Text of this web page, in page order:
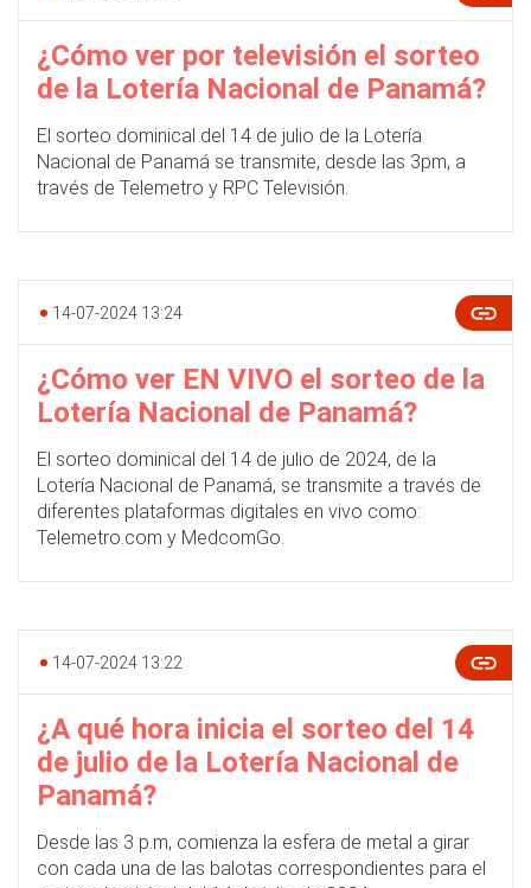
¿Cómo ver por televisión el sorteo
de la Lotería Nacional de Panamá?
El sorteo dominical del 14 de julio de la Lotería
Nacional de Panamá se transmite, desde las 3pm, a
través de Telemetro y RPC Televisión.
14-07-2024 13:24
¿Cómo ver EN VIVO el sorteo de la
Lotería Nacional de Panamá?
El sorteo dominical del 14 de julio de 2024, de la
Lotería Nacional de Panamá, se transmite a través de
diferentes plataformas digitales en vivo como:
Telemetro.com y MedcomGo.
14-07-2024 13:22
¿A qué hora inicia el sorteo del 14
de julio de la Lotería Nacional de
Panamá?
Desde las 3 p.m, comienza la esfera de metal a girar
con cada una de las balotas correspondientes para el